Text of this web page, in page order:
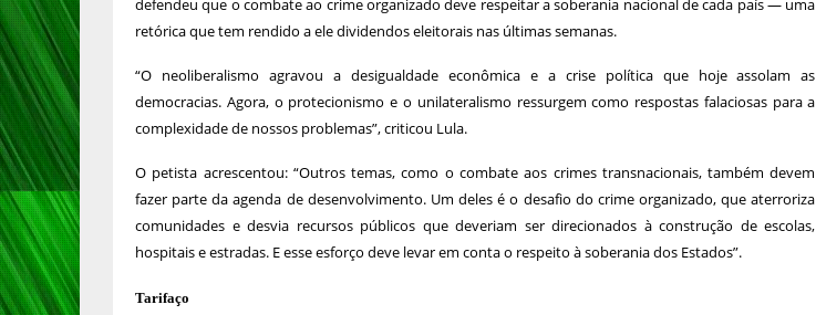
defendeu que o combate ao crime organizado deve respeitar a soberania nacional de cada país — uma
retórica que tem rendido a ele dividendos eleitorais nas últimas semanas.
“O neoliberalismo agravou a desigualdade econômica e a crise política que hoje assolam as
democracias. Agora, o protecionismo e o unilateralismo ressurgem como respostas falaciosas para a
complexidade de nossos problemas”, criticou Lula.
O petista acrescentou: “Outros temas, como o combate aos crimes transnacionais, também devem
fazer parte da agenda de desenvolvimento. Um deles é o desafio do crime organizado, que aterroriza
comunidades e desvia recursos públicos que deveriam ser direcionados à construção de escolas,
hospitais e estradas. E esse esforço deve levar em conta o respeito à soberania dos Estados”.
Tarifaço